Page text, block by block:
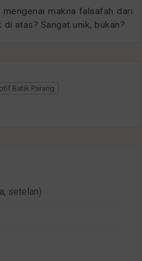
mengenai makna falsafah dari
atas? Sangat unik, bukan?
Batik Parang
setelan)